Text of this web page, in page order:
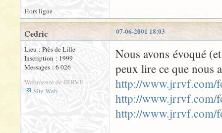
Hors ligne
07-06-2001 18:03
Cedric
Lieu : Près de Lille
Inscription : 1999
Messages : 6 026
Webmestre de JRRVF
Site Web
Nous avons évoqué
peux lire ce que nous
http://www.jrrvf.com/
http://www.jrrvf.com/
http://www.jrrvf.com/